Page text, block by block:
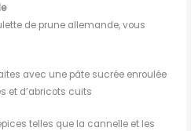
de prune allemande, vous
avec une pâte sucrée enroulée
et d’abricots cuits
telles que la cannelle et les